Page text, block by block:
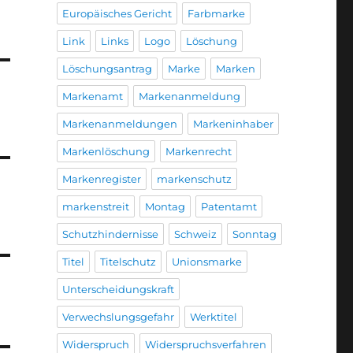
Europäisches Gericht Farbmarke
Link Links Logo Löschung
Löschungsantrag Marke Marken
Markenamt Markenanmeldung
Markenanmeldungen Markeninhaber
Markenlöschung Markenrecht
Markenregister markenschutz
markenstreit Montag Patentamt
Schutzhindernisse Schweiz Sonntag
Titel Titelschutz Unionsmarke
Unterscheidungskraft
Verwechslungsgefahr Werktitel
Widerspruch Widerspruchsverfahren